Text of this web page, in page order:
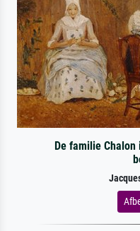
De familie